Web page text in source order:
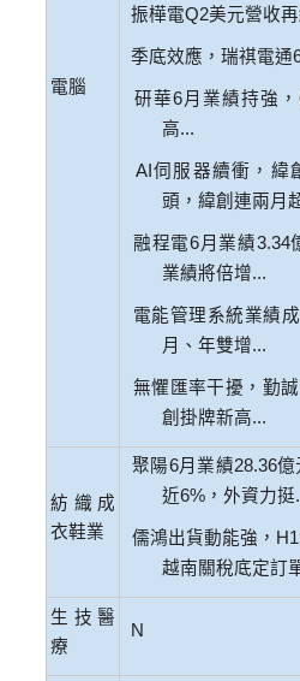
電腦
振樺電Q2美元營收
季底效應，瑞祺電通
研華6月業績持強，
高...
AI 伺服器續衝，緯
頭，緯創連兩月
融程電6月業績3.34
業績將倍增...
電能管理系統業績
月、年雙增...
無懼匯率干擾，勤誠
創掛牌新高...
紡織成
衣鞋業
聚陽6月業績28.36億
近6% ，外資力挺
儒鴻出貨動能強， H1
越南關稅底定訂
生技醫
療
N